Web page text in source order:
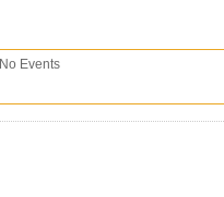
No Events